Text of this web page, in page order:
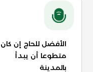
الأفضل للحاج إن كان
متطوعا أن يبدأ
بالمدينة